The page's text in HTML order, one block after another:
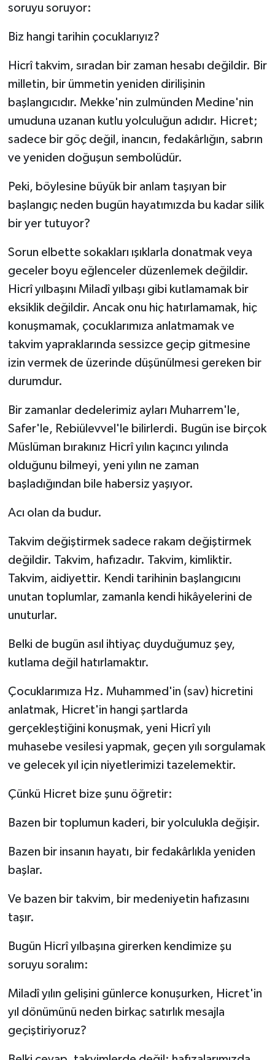
soruyu soruyor:
Biz hangi tarihin çocuklarıyız?
Hicrî takvim, sıradan bir zaman hesabı değildir. Bir
milletin, bir ümmetin yeniden dirilişinin
başlangıcıdır. Mekke'nin zulmünden Medine'nin
umuduna uzanan kutlu yolculuğun adıdır. Hicret;
sadece bir göç değil, inancın, fedakârlığın, sabrın
ve yeniden doğuşun sembolüdür.
Peki, böylesine büyük bir anlam taşıyan bir
başlangıç neden bugün hayatımızda bu kadar silik
bir yer tutuyor?
Sorun elbette sokakları ışıklarla donatmak veya
geceler boyu eğlenceler düzenlemek değildir.
Hicrî yılbaşını Miladî yılbaşı gibi kutlamamak bir
eksiklik değildir. Ancak onu hiç hatırlamamak, hiç
konuşmamak, çocuklarımıza anlatmamak ve
takvim yapraklarında sessizce geçip gitmesine
izin vermek de üzerinde düşünülmesi gereken bir
durumdur.
Bir zamanlar dedelerimiz ayları Muharrem'le,
Safer'le, Rebiülevvel'le bilirlerdi. Bugün ise birçok
Müslüman bırakınız Hicrî yılın kaçıncı yılında
olduğunu bilmeyi, yeni yılın ne zaman
başladığından bile habersiz yaşıyor.
Acı olan da budur.
Takvim değiştirmek sadece rakam değiştirmek
değildir. Takvim, hafızadır. Takvim, kimliktir.
Takvim, aidiyettir. Kendi tarihinin başlangıcını
unutan toplumlar, zamanla kendi hikâyelerini de
unuturlar.
Belki de bugün asıl ihtiyaç duyduğumuz şey,
kutlama değil hatırlamaktır.
Çocuklarımıza Hz. Muhammed'in (sav) hicretini
anlatmak, Hicret'in hangi şartlarda
gerçekleştiğini konuşmak, yeni Hicrî yılı
muhasebe vesilesi yapmak, geçen yılı sorgulamak
ve gelecek yıl için niyetlerimizi tazelemektir.
Çünkü Hicret bize şunu öğretir:
Bazen bir toplumun kaderi, bir yolculukla değişir.
Bazen bir insanın hayatı, bir fedakârlıkla yeniden
başlar.
Ve bazen bir takvim, bir medeniyetin hafızasını
taşır.
Bugün Hicrî yılbaşına girerken kendimize şu
soruyu soralım:
Miladî yılın gelişini günlerce konuşurken, Hicret'in
yıl dönümünü neden birkaç satırlık mesajla
geçiştiriyoruz?